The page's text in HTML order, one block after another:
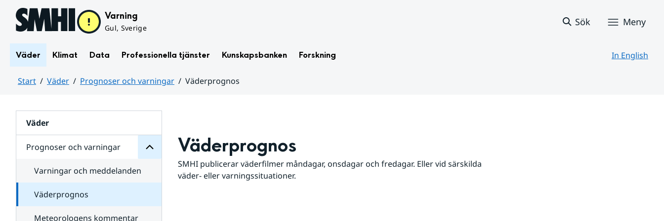
Hoppa till sidans innehåll Varning
Gul, Sverige
Sök Meny
Väder Klimat Data Professionella tjänster Kunskapsbanken Forskning In English
Start Väder Prognoser och varningar
Väderprognos
Väder
Prognoser och varningar
för
varningar
Varningar och meddelanden
Väderprognos
Meteorologens kommentar
Väderprognos
SMHI publicerar väderfilmer måndagar, onsdagar och fredagar. Eller vid särskilda
väder- eller varningssituationer.